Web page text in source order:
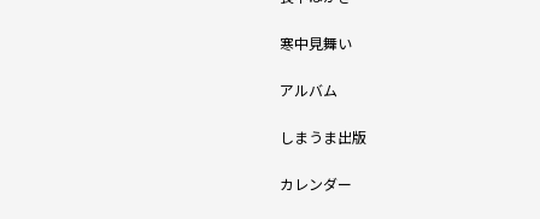
寒中見舞い
アルバム
しまうま出版
カレンダー